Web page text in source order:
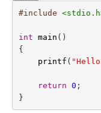
#include
int main ()
{
printf (
return 0 ;
}